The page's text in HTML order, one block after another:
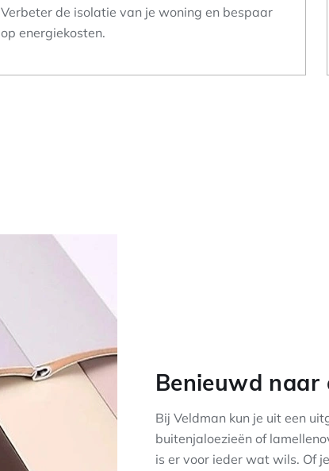
Verbeter de isolatie van je woning en bespaar
op energiekosten.
Benieuwd naar
Bij Veldman kun je uit een
buitenjaloezieën of
is er voor ieder wat wils. Of